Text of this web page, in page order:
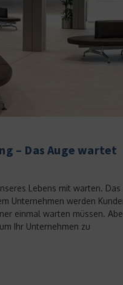
– Das Auge wartet
Lebens mit warten. Das
Unternehmen werden
einmal warten müssen.
Ihr Unternehmen zu